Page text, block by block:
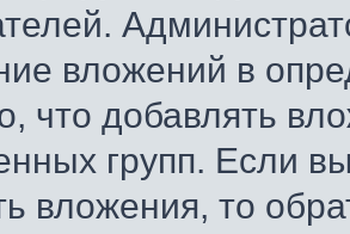
вложений в
что добавлять
групп. Если
вложения, то